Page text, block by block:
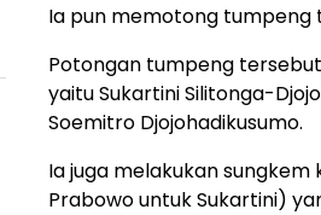
Ia pun memotong tumpeng
Potongan tumpeng
yaitu Sukartini Silitonga-
Soemitro Djojohadikusumo.
Ia juga melakukan
Prabowo untuk Sukartini)